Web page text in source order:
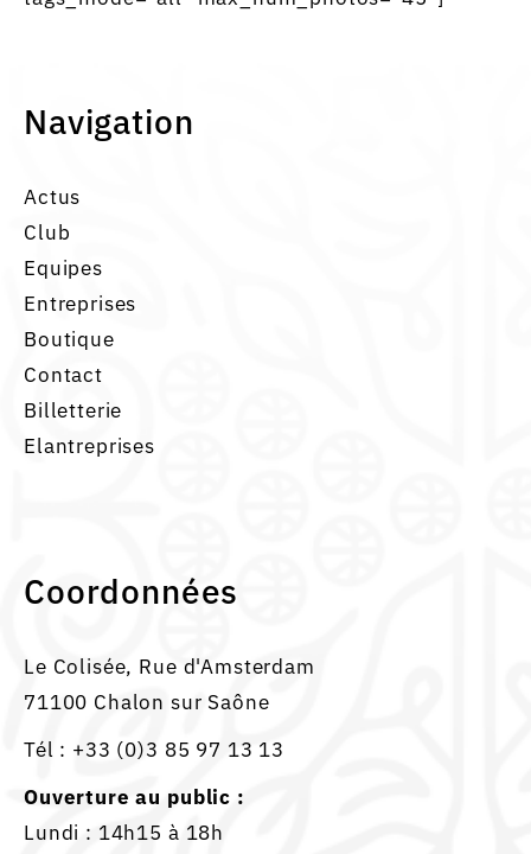
Navigation
Actus
Club
Equipes
Entreprises
Boutique
Contact
Billetterie
Elantreprises
Coordonnées
Le Colisée, Rue d'Amsterdam
71100 Chalon sur Saône
Tél : +33 (0)3 85 97 13 13
Ouverture au public :
Lundi : 14h15 à 18h